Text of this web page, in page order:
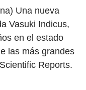
Una nueva
Vasuki Indicus,
en el estado
las más grandes
Reports.